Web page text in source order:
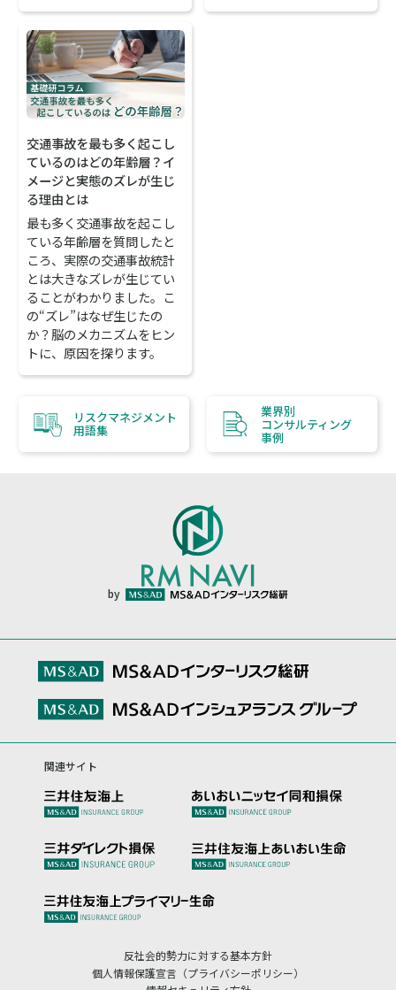
交通事故を最も多く起こし
ているのはどの年齢層？イ
メージと実態のズレが生じ
る理由とは
最も多く交通事故を起こし
ている年齢層を質問したと
ころ、実際の交通事故統計
とは大きなズレが生じてい
ることがわかりました。こ
の“ズレ”はなぜ生じたの
か？脳のメカニズムをヒン
トに、原因を探ります。
リスクマネジメント
用語集
業界別
コンサルティング
事例
by
関連サイト
反社会的勢力に対する基本方針
個人情報保護宣言（プライバシーポリシー）